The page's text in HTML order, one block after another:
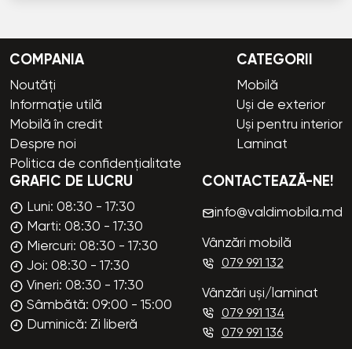
COMPANIA
Noutăți
Informație utilă
Mobilă în credit
Despre noi
Politica de confidențialitate
CATEGORII
Mobilă
Uși de exterior
Uși pentru interior
Laminat
GRAFIC DE LUCRU
Luni: 08:30 - 17:30
Marti: 08:30 - 17:30
Miercuri: 08:30 - 17:30
Joi: 08:30 - 17:30
Vineri: 08:30 - 17:30
Sâmbătă: 09:00 - 15:00
Duminică: Zi liberă
CONTACTEAZĂ-NE!
info@valdimobila.md
Vânzări mobilă
079 991 132
Vânzări uși/laminat
079 991 134
079 991 136